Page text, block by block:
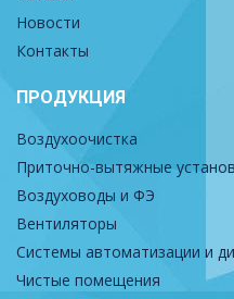
Новости
Контакты
ПРОДУКЦИЯ
Воздухоочистка
Приточно-вытяжные
Воздуховоды и ФЭ
Вентиляторы
Системы автоматизации и
Чистые помещения